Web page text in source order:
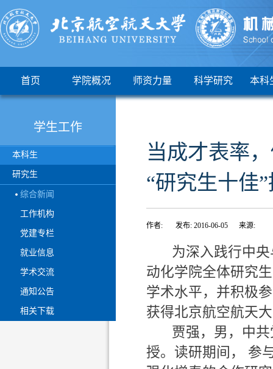
首页 学院概况 师资力量 科学研究 本科
学生工作
本科生
研究生
综合新闻
工作机构
党建专栏
就业信息
学术交流
通知公告
相关下载
当成才表率
“研究生十佳
作者: 发布: 2016-06-05 来源:
为深入践行中央
动化学院全体研究
学术水平，并积极
获得北京航空航天
贾强，男，中共
授。读研期间， 参